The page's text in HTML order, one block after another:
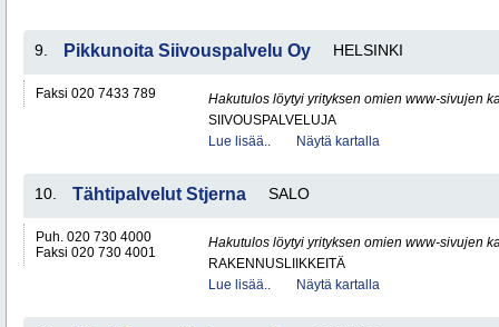
9. Pikkunoita Siivouspalvelu Oy HELSINKI
Faksi 020 7433 789
Hakutulos löytyi yrityksen omien www-sivujen
SIIVOUSPALVELUJA
Lue lisää..
Näytä kartalla
10. Tähtipalvelut Stjerna SALO
Puh. 020 730 4000
Faksi 020 730 4001
Hakutulos löytyi yrityksen omien www-sivujen
RAKENNUSLIIKKEITÄ
Lue lisää..
Näytä kartalla